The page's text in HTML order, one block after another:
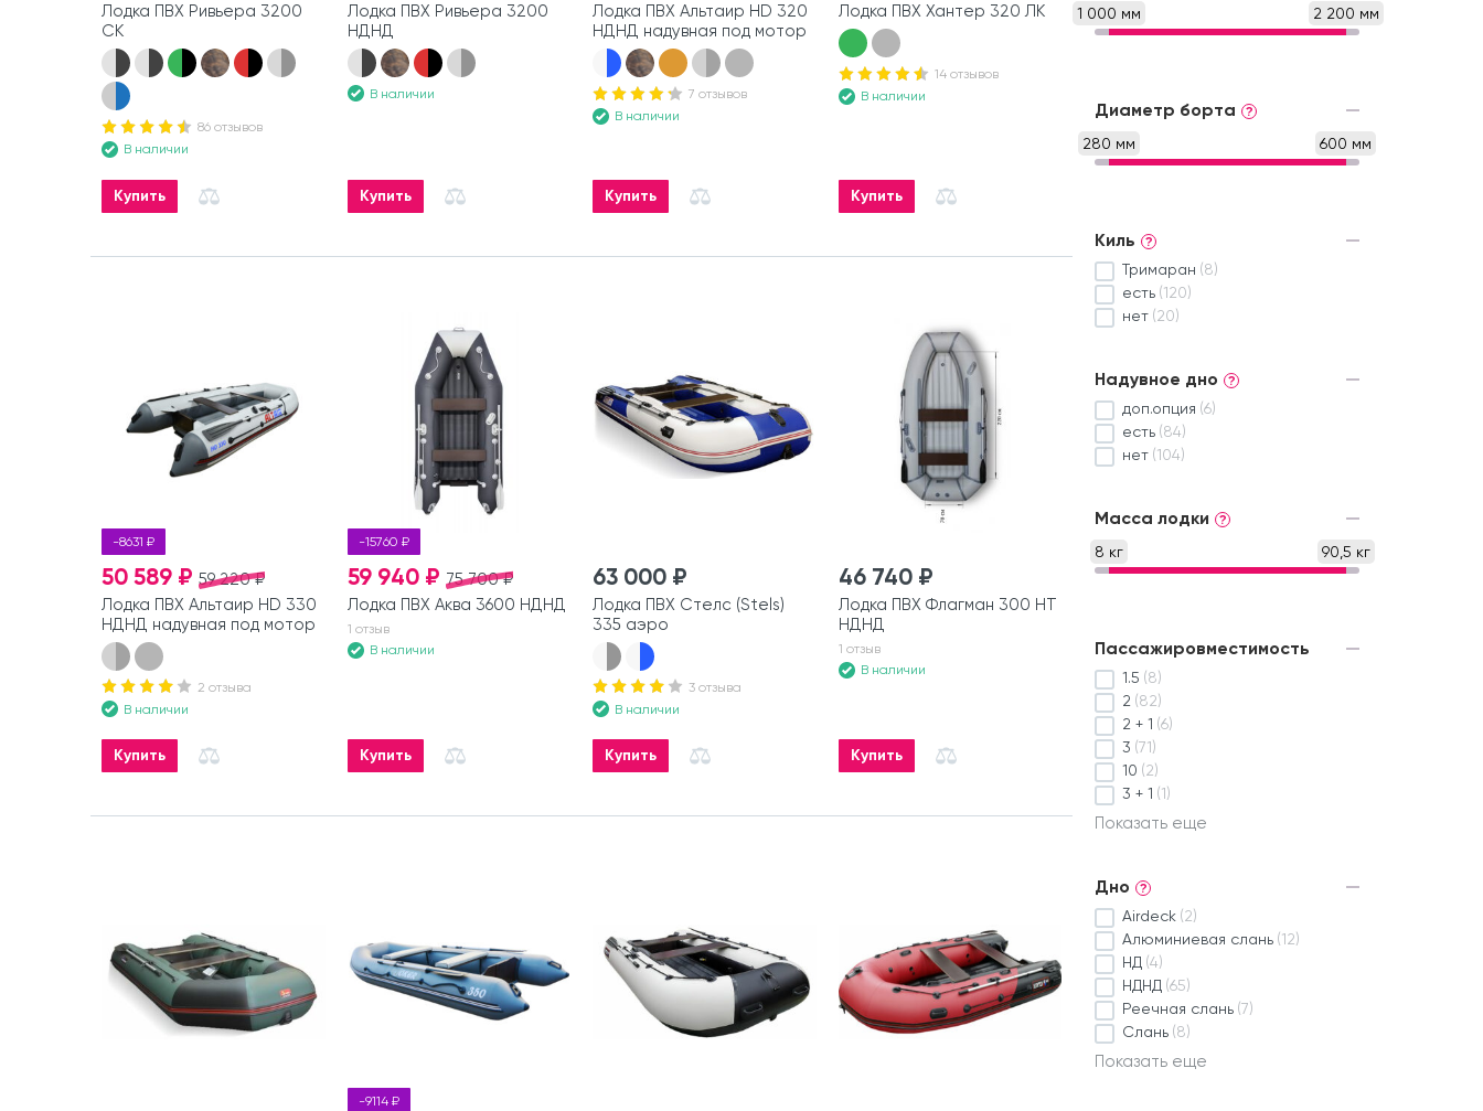
Лодка ПВХ Ривьера 3200
СК
86 отзывов
В наличии
Купить
Лодка ПВХ Ривьера 3200
НДНД
В наличии
Купить
Лодка ПВХ Альтаир HD 320
НДНД надувная под мотор
7 отзывов
В наличии
Купить
Лодка ПВХ Хантер 320 ЛК
14 отзывов
В наличии
Купить
-8631 ₽
59 220 ₽
50 589 ₽
Лодка ПВХ Альтаир HD 330
НДНД надувная под мотор
2 отзыва
В наличии
Купить
-15760 ₽
75 700 ₽
59 940 ₽
Лодка ПВХ Аква 3600 НДНД
1 отзыв
В наличии
Купить
63 000 ₽
Лодка ПВХ Стелс (Stels)
335 аэро
3 отзыва
В наличии
Купить
46 740 ₽
Лодка ПВХ Флагман 300 HT
НДНД
1 отзыв
В наличии
Купить
-9114 ₽
1 000 мм 2 200 мм
Диаметр борта ?
280 мм 600 мм
Киль ?
Тримаран (8)
есть (120)
нет (20)
Надувное дно ?
доп.опция (6)
есть (84)
нет (104)
Масса лодки ?
8 кг 90,5 кг
Пассажировместимость
1.5 (8)
2 (82)
2 + 1 (6)
3 (71)
10 (2)
3 + 1 (1)
Показать еще
Дно ?
Airdeck (2)
Алюминиевая слань (12)
НД (4)
НДНД (65)
Реечная слань (7)
Слань (8)
Показать еще